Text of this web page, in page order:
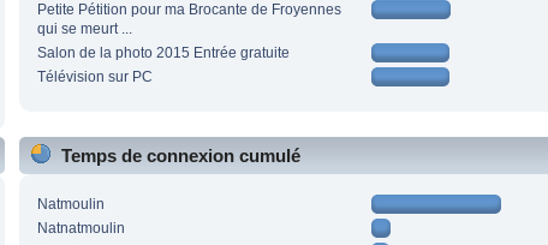
Petite Pétition pour ma Brocante de Froyennes
qui se meurt ...
Salon de la photo 2015 Entrée gratuite
Télévision sur PC
Temps de connexion cumulé
Natmoulin
Natnatmoulin